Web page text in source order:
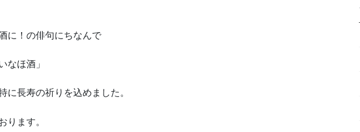
に！の俳句にちなんで
なほ酒」
に長寿の祈りを込めました。
ります。